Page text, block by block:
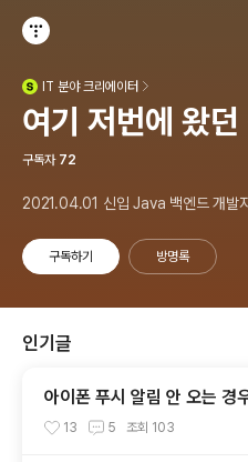
IT 분야 크리에이터
여기 저번에 왔
구독자 72
2021.04.01 신입 Java 백엔드 개발
구독하기 방명록
인기글
아이폰 푸시 알림 안 오는 경
치 및 개인 정보 보호 재설정)
13 5 조회 103